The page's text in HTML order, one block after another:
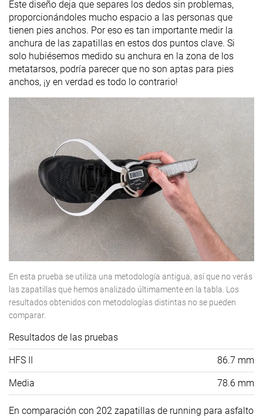
Este diseño deja que separes los dedos sin problemas,
proporcionándoles mucho espacio a las personas que
tienen pies anchos. Por eso es tan importante medir la
anchura de las zapatillas en estos dos puntos clave. Si
solo hubiésemos medido su anchura en la zona de los
metatarsos, podría parecer que no son aptas para pies
anchos, ¡y en verdad es todo lo contrario!
En esta prueba se utiliza una metodología antigua, así que no verás
las zapatillas que hemos analizado últimamente en la tabla. Los
resultados obtenidos con metodologías distintas no se pueden
comparar.
Resultados de las pruebas
HFS II 86.7 mm
Media 78.6 mm
En comparación con 202 zapatillas de running para asfalto